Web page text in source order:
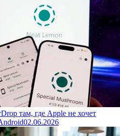
там, где Apple не хочет
02.06.2026